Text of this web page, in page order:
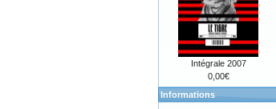
Intégrale 2007
0,00€
Informations